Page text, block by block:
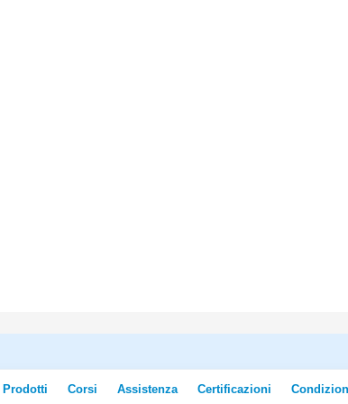
Prodotti Corsi Assistenza Certificazioni